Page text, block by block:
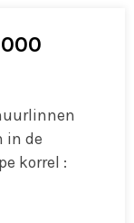
in de
korrel :